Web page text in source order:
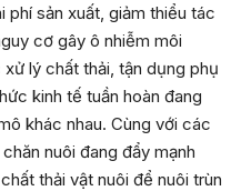
phí sản xuất, giảm thiểu tác
cơ gây ô nhiễm môi
lý chất thải, tận dụng phụ
kinh tế tuần hoàn đang
khác nhau. Cùng với các
nuôi đang đẩy mạnh
thải vật nuôi để nuôi trùn